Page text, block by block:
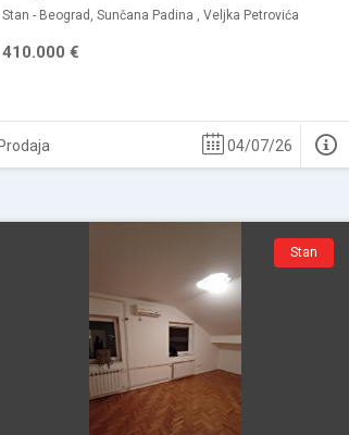
Stan - Beograd, Sunčana Padina , Veljka Petrovića
410.000 €
Prodaja 04/07/26
Stan